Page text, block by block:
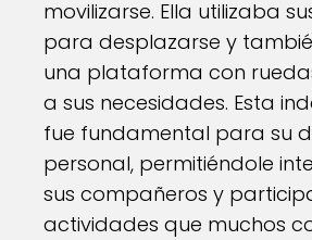
movilizarse. Ella utilizaba
para desplazarse y
una plataforma con
a sus necesidades. Esta
fue fundamental para su
personal, permitiéndole
sus compañeros y
actividades que muchos